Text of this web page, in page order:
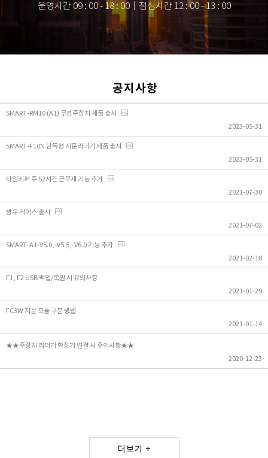
운영시간 09 : 00 - 18 : 00｜점심시간 12 : 00 - 13 : 00
공 지 사 항
SMART-RM10 (A1) 무선주장치 제품 출시
2023-05-31
SMART-F10N 단독형 지문리더기 제품 출시
2023-05-31
타임키퍼 주 52시간 근무제 기능 추가
2021-07-30
방우 케이스 출시
2021-07-02
SMART-A1-V5.0,-V5.5,-V6.0 기능 추가
2021-02-18
F1, F2 USB 백업/복원 시 유의사항
2021-01-29
FC3W 지문 모듈 구분 방법
2021-01-14
★★주장치 리더기 확장기 연결 시 주의사항★★
2020-12-23
더보기 +